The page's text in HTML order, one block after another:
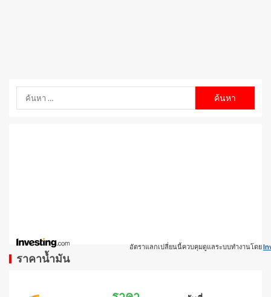
อัตราแลกเปลี่ยนนี้ควบคุมดูแลระบบทำงานโดย
ราคาน้ำมัน